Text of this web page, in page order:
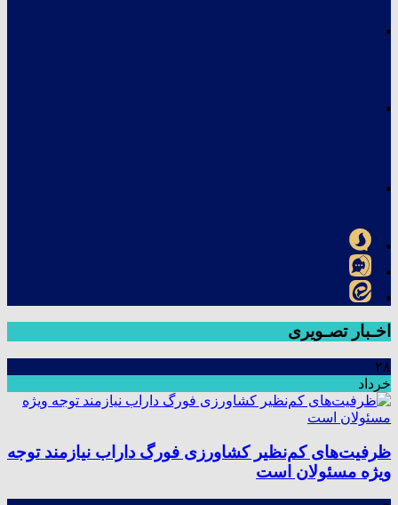
اخـبار تصـویری
۲۸
خرداد
ظرفیت‌های کم‌نظیر کشاورزی فورگ داراب نیازمند توجه
ویژه مسئولان است